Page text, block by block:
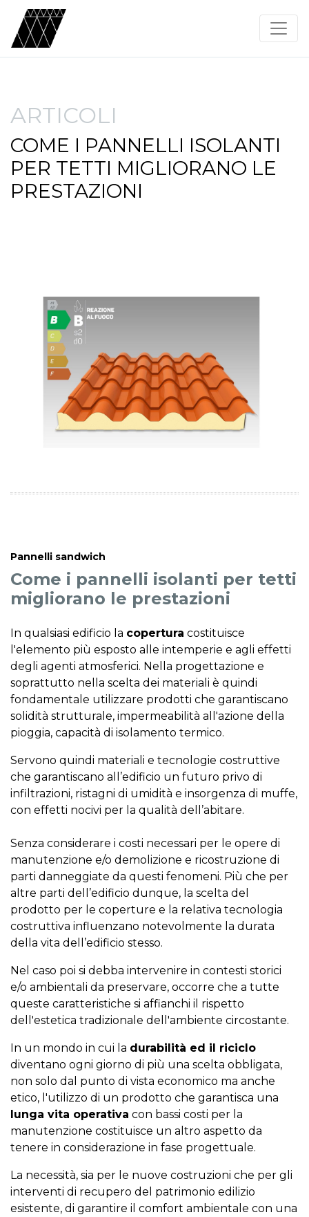
ARTICOLI
COME I PANNELLI ISOLANTI
PER TETTI MIGLIORANO LE
PRESTAZIONI
Pannelli sandwich
Come i pannelli isolanti per tetti
migliorano le prestazioni
In qualsiasi edificio la copertura costituisce
l'elemento più esposto alle intemperie e agli effetti
degli agenti atmosferici. Nella progettazione e
soprattutto nella scelta dei materiali è quindi
fondamentale utilizzare prodotti che garantiscano
solidità strutturale, impermeabilità all'azione della
pioggia, capacità di isolamento termico.
Servono quindi materiali e tecnologie costruttive
che garantiscano all’edificio un futuro privo di
infiltrazioni, ristagni di umidità e insorgenza di muffe,
con effetti nocivi per la qualità dell’abitare.
Senza considerare i costi necessari per le opere di
manutenzione e/o demolizione e ricostruzione di
parti danneggiate da questi fenomeni. Più che per
altre parti dell’edificio dunque, la scelta del
prodotto per le coperture e la relativa tecnologia
costruttiva influenzano notevolmente la durata
della vita dell’edificio stesso.
Nel caso poi si debba intervenire in contesti storici
e/o ambientali da preservare, occorre che a tutte
queste caratteristiche si affianchi il rispetto
dell'estetica tradizionale dell'ambiente circostante.
In un mondo in cui la durabilità ed il riciclo
diventano ogni giorno di più una scelta obbligata,
non solo dal punto di vista economico ma anche
etico, l'utilizzo di un prodotto che garantisca una
lunga vita operativa con bassi costi per la
manutenzione costituisce un altro aspetto da
tenere in considerazione in fase progettuale.
La necessità, sia per le nuove costruzioni che per gli
interventi di recupero del patrimonio edilizio
esistente, di garantire il comfort ambientale con una